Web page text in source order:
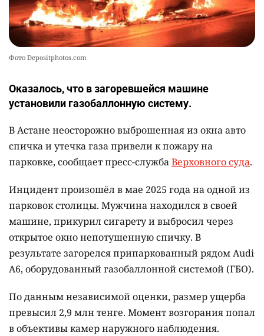
Фото Depositphotos.com
Оказалось, что в загоревшейся машине
установили газобаллонную систему.
В Астане неосторожно выброшенная из окна авто
спичка и утечка газа привели к пожару на
парковке, сообщает пресс-службаВерховного суда.
Инцидент произошёл в мае 2025 года на одной из
парковок столицы. Мужчина находился в своей
машине, прикурил сигарету и выбросил через
открытое окно непотушенную спичку. В
результате загорелся припаркованный рядом Audi
A6, оборудованный газобаллонной системой (ГБО).
По данным независимой оценки, размер ущерба
превысил 2,9 млн тенге. Момент возгорания попал
в объективы камер наружного наблюдения.